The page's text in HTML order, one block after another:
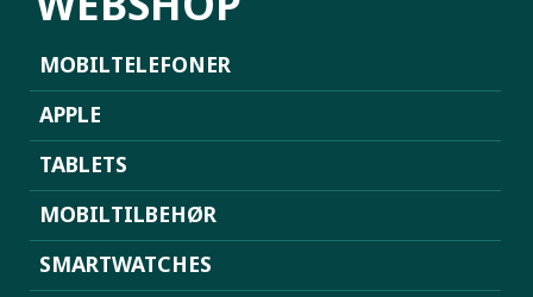
MOBILTELEFONER
APPLE
TABLETS
MOBILTILBEHØR
SMARTWATCHES